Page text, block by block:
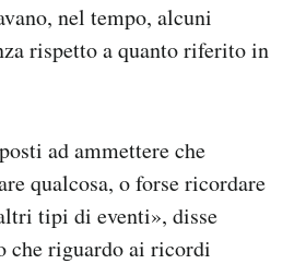
nel tempo, alcuni
rispetto a quanto riferito in
ad ammettere che
qualcosa, o forse ricordare
tipi di eventi», disse
che riguardo ai ricordi